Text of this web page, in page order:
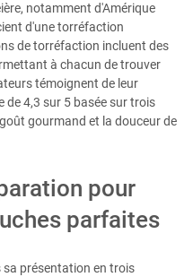
notamment d'Amérique
d'une torréfaction
de torréfaction incluent des
à chacun de trouver
témoignent de leur
4,3 sur 5 basée sur trois
gourmand et la douceur de
pour
parfaites
présentation en trois